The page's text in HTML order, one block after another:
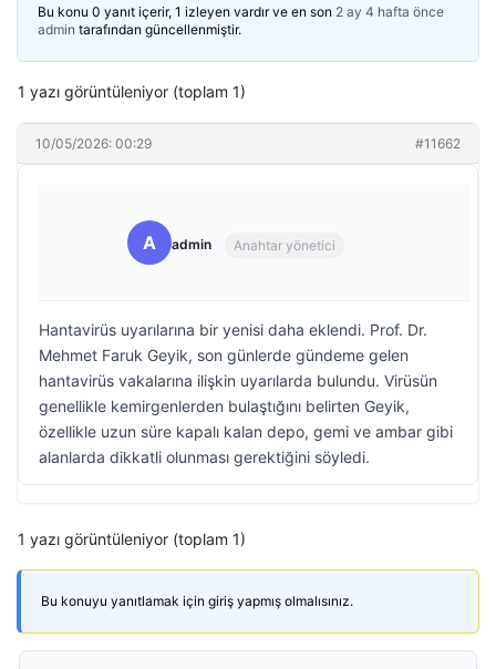
Bu konu 0 yanıt içerir, 1 izleyen vardır ve en son 2 ay 4 hafta önce
admin tarafından güncellenmiştir.
1 yazı görüntüleniyor (toplam 1)
10/05/2026: 00:29 #11662
A admin Anahtar yönetici
Hantavirüs uyarılarına bir yenisi daha eklendi. Prof. Dr.
Mehmet Faruk Geyik, son günlerde gündeme gelen
hantavirüs vakalarına ilişkin uyarılarda bulundu. Virüsün
genellikle kemirgenlerden bulaştığını belirten Geyik,
özellikle uzun süre kapalı kalan depo, gemi ve ambar gibi
alanlarda dikkatli olunması gerektiğini söyledi.
1 yazı görüntüleniyor (toplam 1)
Bu konuyu yanıtlamak için giriş yapmış olmalısınız.